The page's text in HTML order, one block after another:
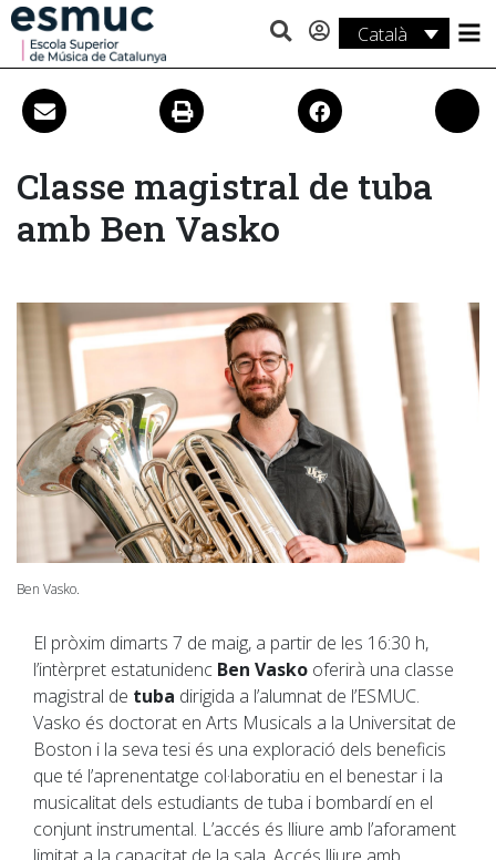
Català
Estudis
Recerca
Activitats
Classe magistral de tuba
amb Ben Vasko
Ben Vasko.
El pròxim dimarts 7 de maig, a partir de les 16:30 h,
l’intèrpret estatunidenc Ben Vasko oferirà una classe
magistral de tuba dirigida a l’alumnat de l’ESMUC.
Vasko és doctorat en Arts Musicals a la Universitat de
Boston i la seva tesi és una exploració dels beneficis
que té l’aprenentatge col·laboratiu en el benestar i la
musicalitat dels estudiants de tuba i bombardí en el
conjunt instrumental. L’accés és lliure amb l’aforament